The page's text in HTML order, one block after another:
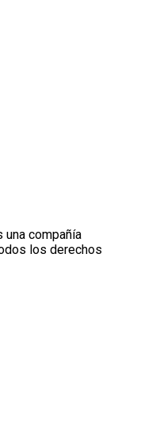
una compañía
los derechos